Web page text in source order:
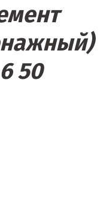
50